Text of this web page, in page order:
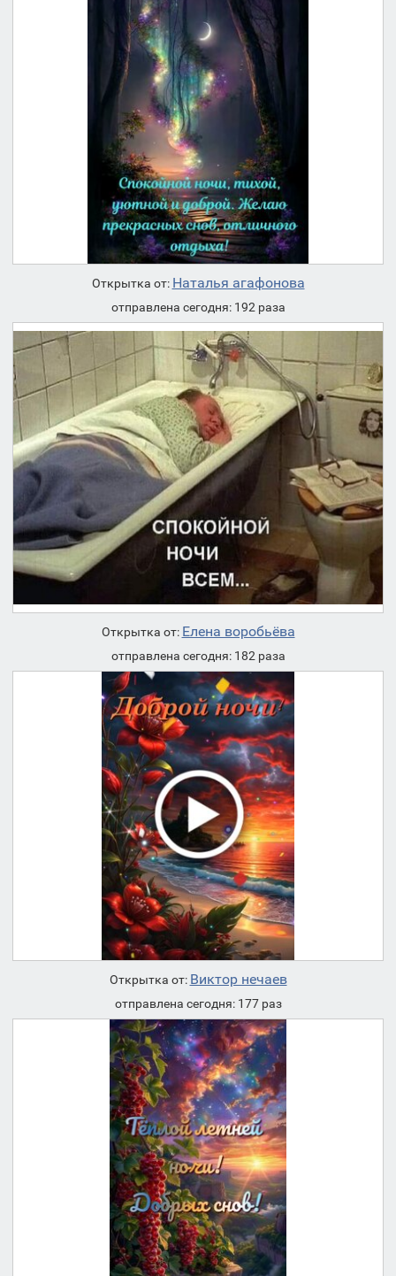
Открытка от: Наталья агафонова
отправлена сегодня: 192 раза
Открытка от: Елена воробьёва
отправлена сегодня: 182 раза
Открытка от: Виктор нечаев
отправлена сегодня: 177 раз